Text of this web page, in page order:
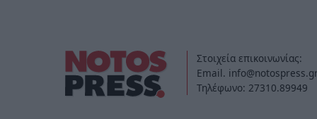
Στοιχεία επικοινωνίας:
Email. info@notospress.gr
Τηλέφωνο: 27310.89949